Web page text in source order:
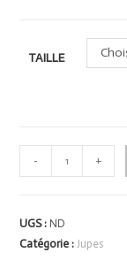
TAILLE
- +
UGS :ND
Catégorie :Jupes